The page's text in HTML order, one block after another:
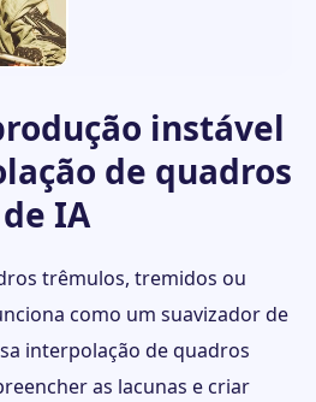
instável
de quadros
de IA
trêmulos, tremidos ou
como um suavizador de
interpolação de quadros
as lacunas e criar